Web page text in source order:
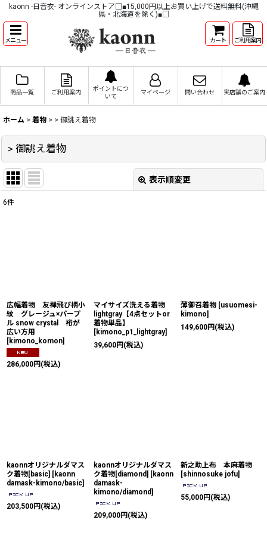
kaonn -日音衣- オンラインストア□■15,000円以上お買い上げで送料無料(沖縄
県・北海道を除く)■□
メニュー カート ご利用案内
商品一覧 ご利用案内
ポイントにつ
いて
マイページ 問い合わせ 実店舗のご案内
ホーム > 着物 > > 御誂え着物
> 御誂え着物
表示順変更
6件
広幅着物 友禅飛び柄小
紋 グレージュ×パープ
ル snow crystal 裄が
広い方用
[kimono_komon]
286,000円 (税込)
マイサイズ洗える着物
lightgray【4点セットor
着物単品】
[kimono_p1_lightgray]
39,600円 (税込)
薄御召着物 [usuomesi-
kimono]
149,600円 (税込)
kaonnオリジナルダマス
ク着物[basic] [kaonn
damask-kimono/basic]
203,500円 (税込)
kaonnオリジナルダマス
ク着物[diamond] [kaonn
damask-
kimono/diamond]
209,000円 (税込)
新之助上布 本麻着物
[shinnosuke jofu]
55,000円 (税込)